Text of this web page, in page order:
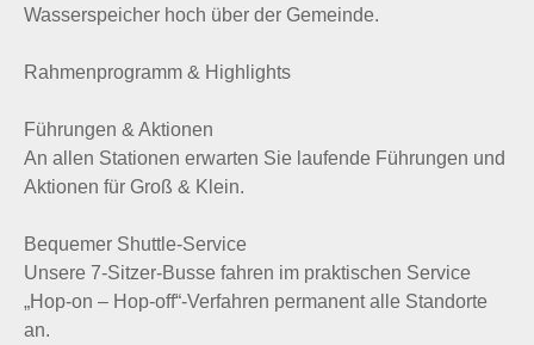
Wasserspeicher hoch über der Gemeinde.
Rahmenprogramm & Highlights
Führungen & Aktionen
An allen Stationen erwarten Sie laufende Führungen und
Aktionen für Groß & Klein.
Bequemer Shuttle-Service
Unsere 7-Sitzer-Busse fahren im praktischen Service
„Hop-on – Hop-off“-Verfahren permanent alle Standorte
an.